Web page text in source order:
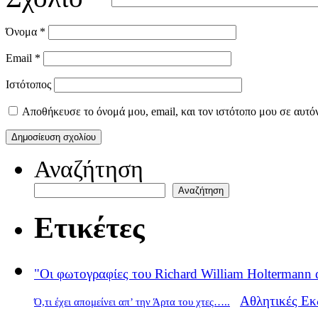
Όνομα *
Email *
Ιστότοπος
Αποθήκευσε το όνομά μου, email, και τον ιστότοπο μου σε
Αναζήτηση
Αναζήτηση
Ετικέτες
"Οι φωτογραφίες του Richard William Holtermann
Ό,τι έχει απομείνει απ’ την Άρτα του χτες….. Αθλητικές